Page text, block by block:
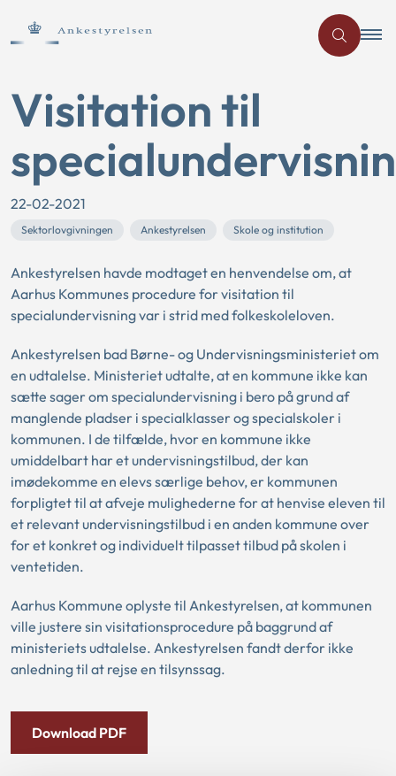
Visitation til
22-02-2021
Sektorlovgivningen Ankestyrelsen Skole og institution
Ankestyrelsen havde modtaget en henvendelse om, at
Aarhus Kommunes procedure for visitation til
specialundervisning var i strid med folkeskoleloven.
Ankestyrelsen bad Børne- og Undervisningsministeriet om
en udtalelse. Ministeriet udtalte, at en kommune ikke kan
sætte sager om specialundervisning i bero på grund af
manglende pladser i specialklasser og specialskoler i
kommunen. I de tilfælde, hvor en kommune ikke
umiddelbart har et undervisningstilbud, der kan
imødekomme en elevs særlige behov, er kommunen
forpligtet til at afveje mulighederne for at henvise eleven til
et relevant undervisningstilbud i en anden kommune over
for et konkret og individuelt tilpasset tilbud på skolen i
ventetiden.
Aarhus Kommune oplyste til Ankestyrelsen, at kommunen
ville justere sin visitationsprocedure på baggrund af
ministeriets udtalelse. Ankestyrelsen fandt derfor ikke
anledning til at rejse en tilsynssag.
Download PDF